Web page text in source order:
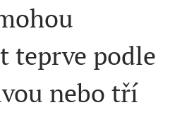
teprve podle
nebo tří